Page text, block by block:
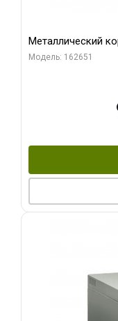
Металлический
Модель: 162651